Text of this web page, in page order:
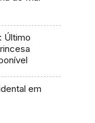
Último
em